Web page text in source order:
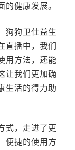
健康发展。
狗狗卫仕益生
直播中，我们
用方法，还能
让我们更加确
生活的得力助
式，走进了更
便捷的使用方